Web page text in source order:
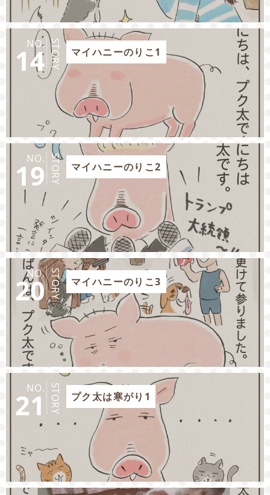
STORY
NO.
14 マイハニーのりこ1
STORY
NO.
19 マイハニーのりこ2
STORY
NO.
20 マイハニーのりこ3
STORY
NO.
21 プク太は寒がり1